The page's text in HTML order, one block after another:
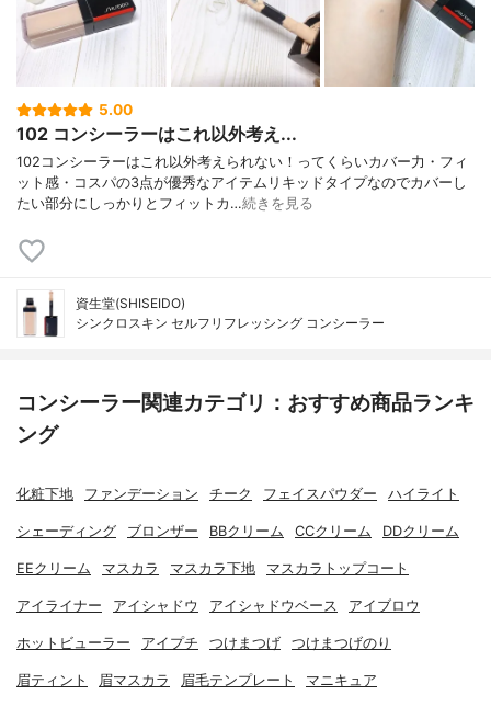
5.00
102 コンシーラーはこれ以外考え...
102コンシーラーはこれ以外考えられない！ってくらいカバー力・フィ
ット感・コスパの3点が優秀なアイテムリキッドタイプなのでカバーし
たい部分にしっかりとフィットカ…続きを見る
資生堂(SHISEIDO)
シンクロスキン セルフリフレッシング コンシーラー
コンシーラー関連カテゴリ：おすすめ商品ランキ
ング
化粧下地 ファンデーション チーク フェイスパウダー ハイライト
シェーディング ブロンザー BBクリーム CCクリーム DDクリーム
EEクリーム マスカラ マスカラ下地 マスカラトップコート
アイライナー アイシャドウ アイシャドウベース アイブロウ
ホットビューラー アイプチ つけまつげ つけまつげのり
眉ティント 眉マスカラ 眉毛テンプレート マニキュア